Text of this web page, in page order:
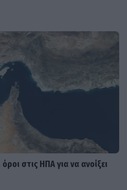
Μπάρκα
ξεχώρισε
μαγνητίζει
της
στις ΗΠΑ για να ανοίξει